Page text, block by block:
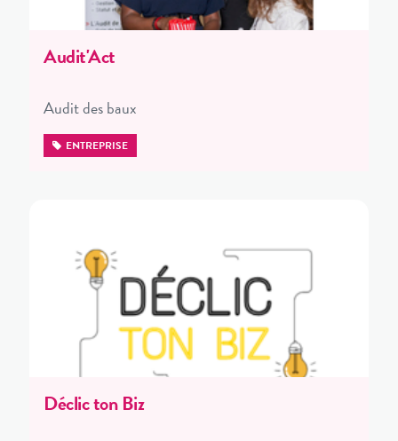
Audit'Act
Audit des baux
ENTREPRISE
Déclic ton Biz